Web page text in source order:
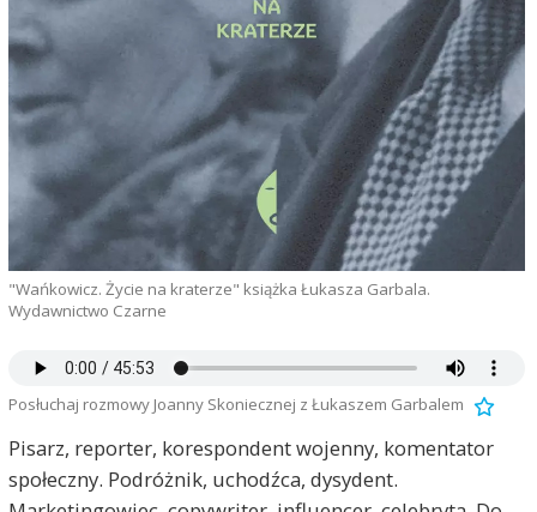
"Wańkowicz. Życie na kraterze" książka Łukasza Garbala.
Wydawnictwo Czarne
Posłuchaj rozmowy Joanny Skoniecznej z Łukaszem Garbalem
Pisarz, reporter, korespondent wojenny, komentator
społeczny. Podróżnik, uchodźca, dysydent.